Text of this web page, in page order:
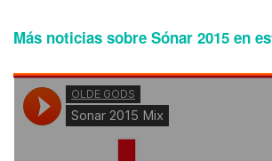
Más noticias sobre Sónar 2015 en